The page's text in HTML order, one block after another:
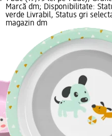
Marcă dm; Disponibilitate:
verde Livrabil, Status gri
magazin dm